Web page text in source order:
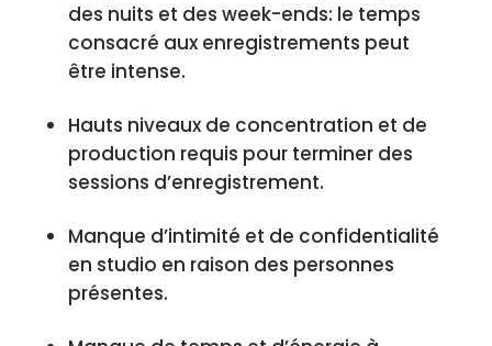
des nuits et des week-ends: le temps
consacré aux enregistrements peut
être intense.
Hauts niveaux de concentration et de
production requis pour terminer des
sessions d’enregistrement.
Manque d’intimité et de confidentialité
en studio en raison des personnes
présentes.